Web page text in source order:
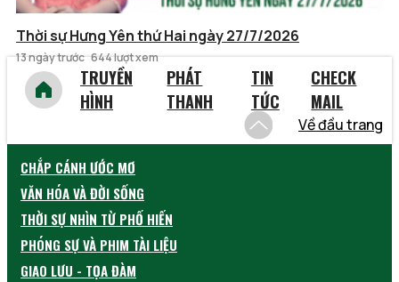
Thời sự Hưng Yên thứ Hai ngày 27/7/2026
13 ngày trước 644 lượt xem
TRUYỀN
HÌNH
PHÁT
THANH
TIN
TỨC
CHECK
MAIL
Về đầu trang
CHẮP CÁNH ƯỚC MƠ
VĂN HÓA VÀ ĐỜI SỐNG
THỜI SỰ NHÌN TỪ PHỐ HIẾN
PHÓNG SỰ VÀ PHIM TÀI LIỆU
GIAO LƯU - TỌA ĐÀM